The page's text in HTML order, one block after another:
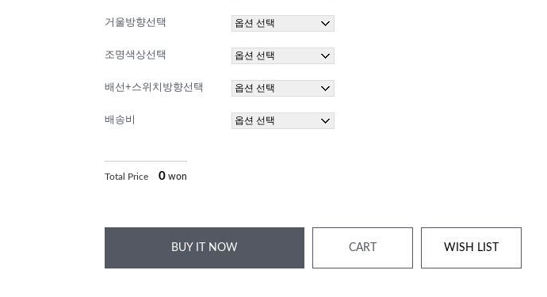
거울방향선택
조명색상선택
배선+스위치방향선택
배송비
Total Price 0 won
BUY IT NOW CART WISH LIST